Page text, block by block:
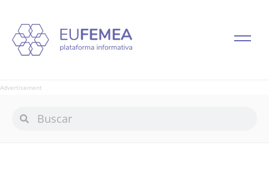
Advertisement